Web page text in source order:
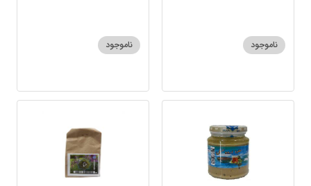
ناموجود ناموجود